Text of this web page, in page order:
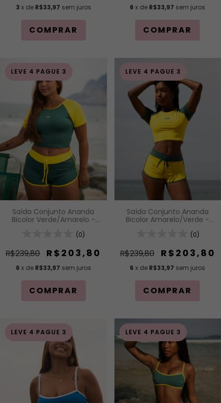
3 x de R$33,97 sem juros
COMPRAR
6 x de R$33,97 sem juros
COMPRAR
LEVE 4 PAGUE 3
Saída Conjunto Ananda
Bicolor Verde/Amarelo -
(0)
R$239,80 R$203,80
6 x de R$33,97 sem juros
COMPRAR
LEVE 4 PAGUE 3
Saída Conjunto Ananda
Bicolor Amarelo/Verde -
(0)
R$239,80 R$203,80
6 x de R$33,97 sem juros
COMPRAR
LEVE 4 PAGUE 3 LEVE 4 PAGUE 3